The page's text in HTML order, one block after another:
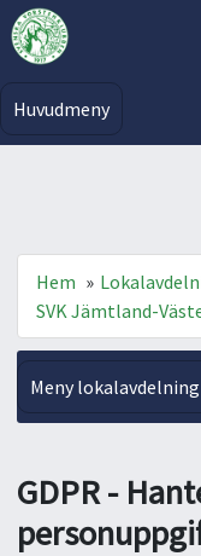
Huvudmeny
Hem »
SVK Jämtland-
Meny lokalavdelning
GDPR -